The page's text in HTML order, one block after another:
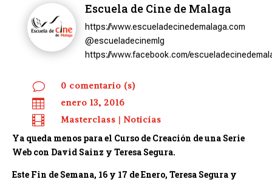
Escuela de Cine de Malaga
https://www.escueladecinedemalaga.com
@escueladecinemlg
https://www.facebook.com/
v 0 comentario (s)
 enero 13, 2016
 Masterclass | Noticias
Ya queda menos para el Curso de Creación de una Serie
Web con David Sainz y Teresa Segura.
Este Fin de Semana, 16 y 17 de Enero, Teresa Segura y